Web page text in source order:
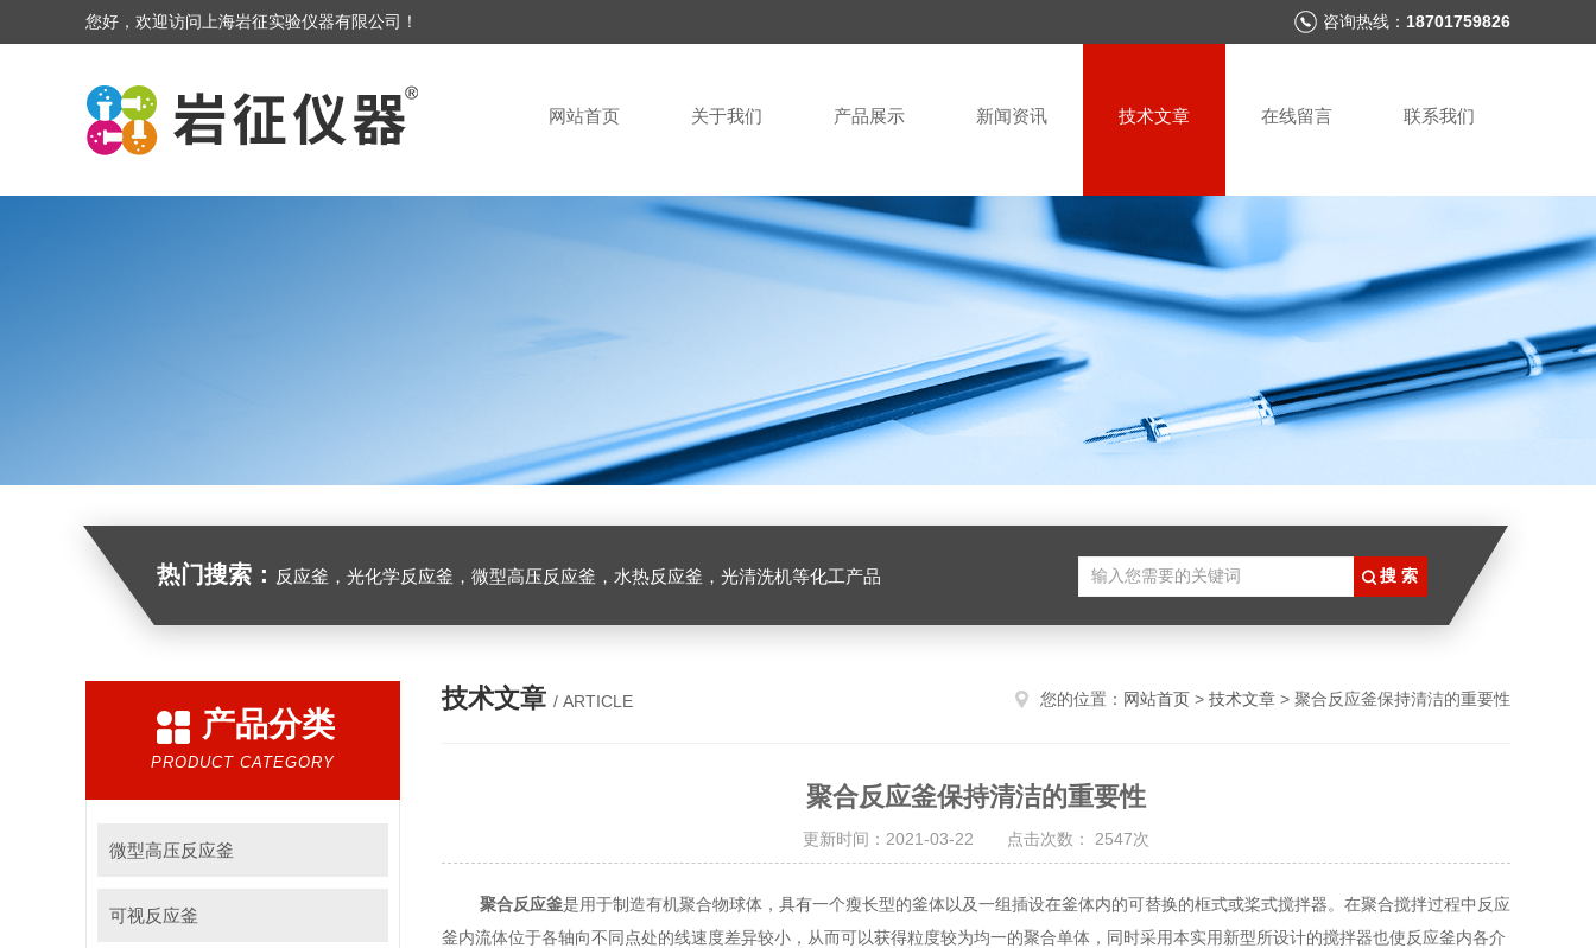
您好，欢迎访问上海岩征实验仪器有限公司！ 咨询热线： 18701759826
网站首页 关于我们 产品展示 新闻资讯 技术文章 在线留言 联系我们
热门搜索： 反应釜，光化学反应釜，微型高压反应釜，水热反应釜，光清洗机等化工产品
产品分类
PRODUCT CATEGORY
微型高压反应釜
可视反应釜
技术文章 / ARTICLE 您的位置： 网站首页 > 技术文章 > 聚合反应釜保持清洁的重要性
聚合反应釜保持清洁的重要性
更新时间：2021-03-22 点击次数： 2547次
聚合反应釜是用于制造有机聚合物球体，具有一个瘦长型的釜体以及一组插设在釜体内的可替换的框式或桨式搅拌器。在聚合搅拌过程中反应
釜内流体位于各轴向不同点处的线速度差异较小，从而可以获得粒度较为均一的聚合单体，同时采用本实用新型所设计的搅拌器也使反应釜内各介